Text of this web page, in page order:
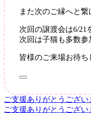
また次のご縁へと
次回の譲渡会は6/21
次回は子猫も多数参
皆様のご来場お待ち
投
ご支援ありがとうござい
ご支援ありがとうござい